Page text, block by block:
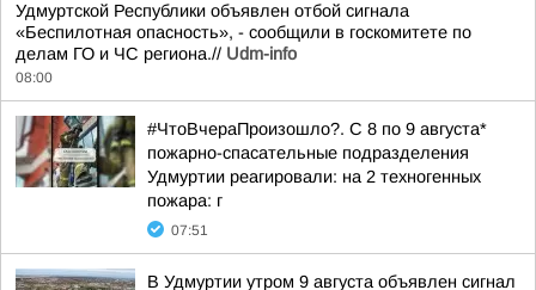
Удмуртской Республики объявлен отбой сигнала
«Беспилотная опасность», - сообщили в госкомитете по
делам ГО и ЧС региона.// Udm-info
08:00
#ЧтоВчераПроизошло?. С 8 по 9 августа*
пожарно-спасательные подразделения
Удмуртии реагировали: на 2 техногенных
пожара: г
07:51
В Удмуртии утром 9 августа объявлен сигнал